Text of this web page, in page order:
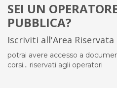
SEI UN
PUBBLICA?
Iscriviti all'Area
potrai avere accesso a
corsi... riservati agli operatori